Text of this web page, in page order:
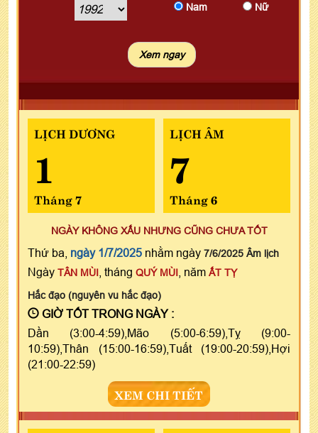
Nam Nữ
LỊCH DƯƠNG
1
Tháng 7
LỊCH ÂM
7
Tháng 6
NGÀY KHÔNG XẤU NHƯNG CŨNG CHƯA TỐT
Thứ ba, ngày 1/7/2025 nhằm ngày 7/6/2025 Âm lịch
Ngày TÂN MÙI , tháng QUÝ MÙI , năm ẤT TỴ
Hắc đạo (nguyên vu hắc đạo)
GIỜ TỐT TRONG NGÀY :
Dần (3:00-4:59),Mão (5:00-6:59),Tỵ (9:00-
10:59),Thân (15:00-16:59),Tuất (19:00-20:59),Hợi
(21:00-22:59)
XEM CHI TIẾT